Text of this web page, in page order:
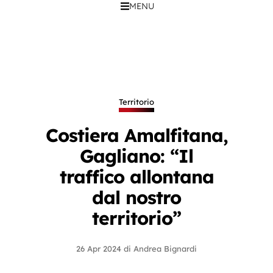
MENU
Territorio
Costiera Amalfitana,
Gagliano: “Il
traffico allontana
dal nostro
territorio”
26 Apr 2024 di Andrea Bignardi